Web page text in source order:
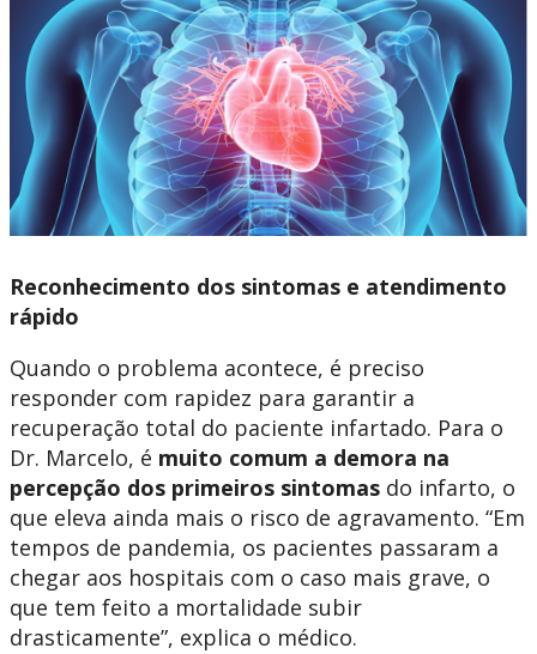
Reconhecimento dos sintomas e atendimento
rápido
Quando o problema acontece, é preciso
responder com rapidez para garantir a
recuperação total do paciente infartado. Para o
Dr. Marcelo, é muito comum a demora na
percepção dos primeiros sintomas do infarto, o
que eleva ainda mais o risco de agravamento. “Em
tempos de pandemia, os pacientes passaram a
chegar aos hospitais com o caso mais grave, o
que tem feito a mortalidade subir
drasticamente”, explica o médico.